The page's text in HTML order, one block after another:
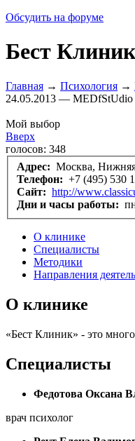
Обсудить на форуме
Бест Клиник
Главная → Психология →
24.05.2013 — MEDfStUdio
Мой выбор
Вверх
голосов: 348
Адрес: Москва, Нижняя
Телефон: +7 (495) 530
Сайт: http://
Дни и часы работы:
О клинике
Специалисты
Методики
Направления
О клинике
«Бест Клиник» - это
Специалисты
Федотова Оксана
врач психолог